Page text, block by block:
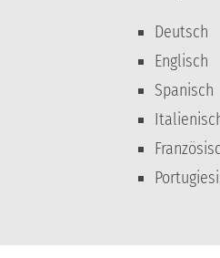
Deutsch
Englisch
Spanisch